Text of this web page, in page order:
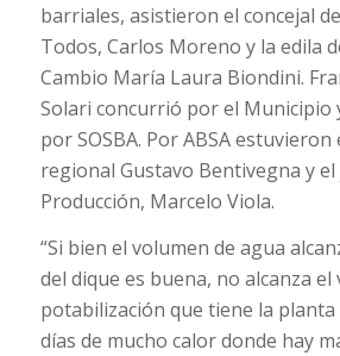
barriales, asistieron el concejal
Todos, Carlos Moreno y la edila
Cambio María Laura Biondini.
Solari concurrió por el Municipio
por SOSBA. Por ABSA
regional Gustavo Bentivegna y el
Producción, Marcelo Viola.
“Si bien el volumen de agua
del dique es buena, no alcanza el
potabilización que tiene la
días de mucho calor donde hay